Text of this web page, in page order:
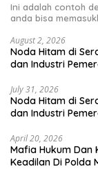
Ini adalah contoh
anda bisa
August 2, 2026
Noda Hitam di
dan Industri
July 31, 2026
Noda Hitam di
dan Industri
April 20, 2026
Mafia Hukum Dan
Keadilan Di Polda